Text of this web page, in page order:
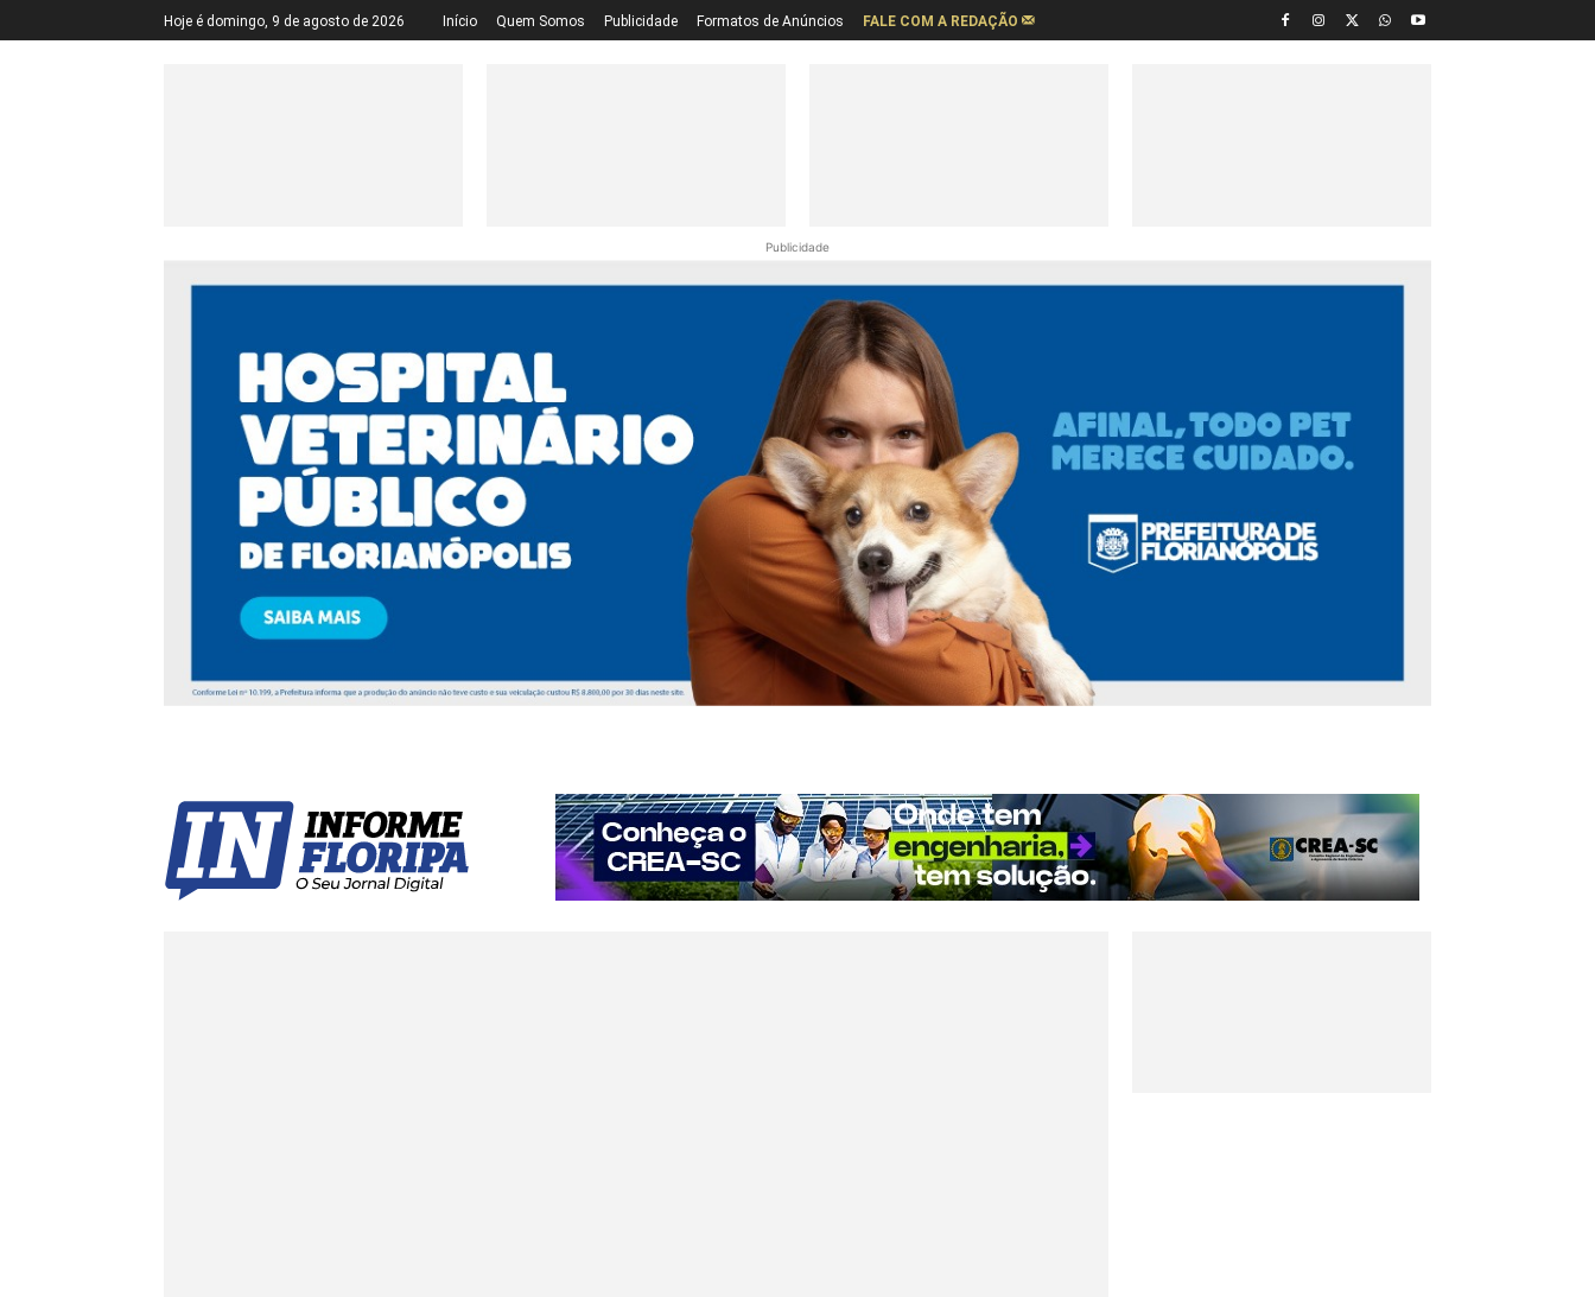
Hoje é domingo, 9 de agosto de 2026 Início Quem Somos Publicidade Formatos de Anúncios FALE COM A REDAÇÃO
Publicidade